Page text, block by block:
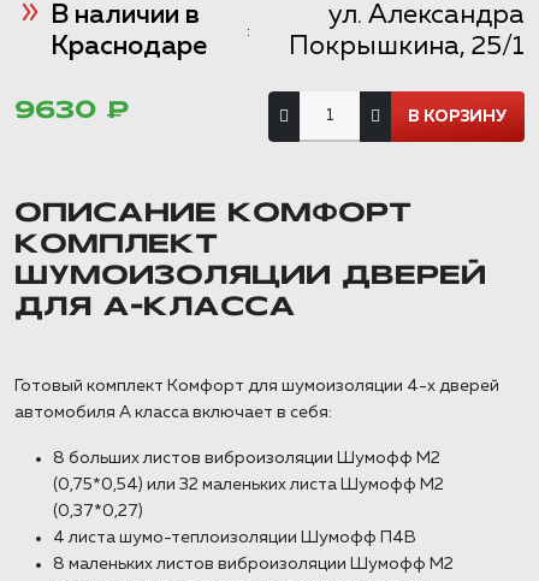
В наличии в
Краснодаре
:
ул. Александра
Покрышкина, 25/1
9630 ₽
ОПИСАНИЕ КОМФОРТ
КОМПЛЕКТ
ШУМОИЗОЛЯЦИИ ДВЕРЕЙ
ДЛЯ А-КЛАССА
Готовый комплект Комфорт для шумоизоляции 4-х дверей
автомобиля А класса включает в себя:
8 больших листов виброизоляции Шумофф М2
(0,75*0,54) или 32 маленьких листа Шумофф М2
(0,37*0,27)
4 листа шумо-теплоизоляции Шумофф П4В
8 маленьких листов виброизоляции Шумофф М2